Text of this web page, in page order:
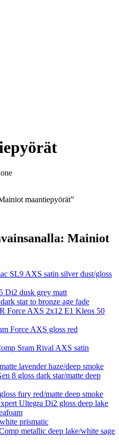
maantiepyörät”
Mainiot
SL9 AXS satin silver dust/gloss
Di2 dusk grey matt
star to bronze age fade
Force AXS 2x12 E1 Kleos 50
Force AXS gloss red
Sram Rival AXS satin
lavender haze/deep smoke
8 gloss dark star/matte deep
fury red/matte deep smoke
Ultegra Di2 gloss deep lake
prismatic
metallic deep lake/white sage